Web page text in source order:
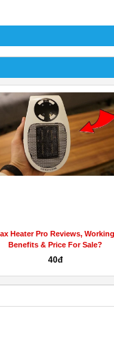
Heater Pro Reviews,
Benefits & Price For Sale?
40đ